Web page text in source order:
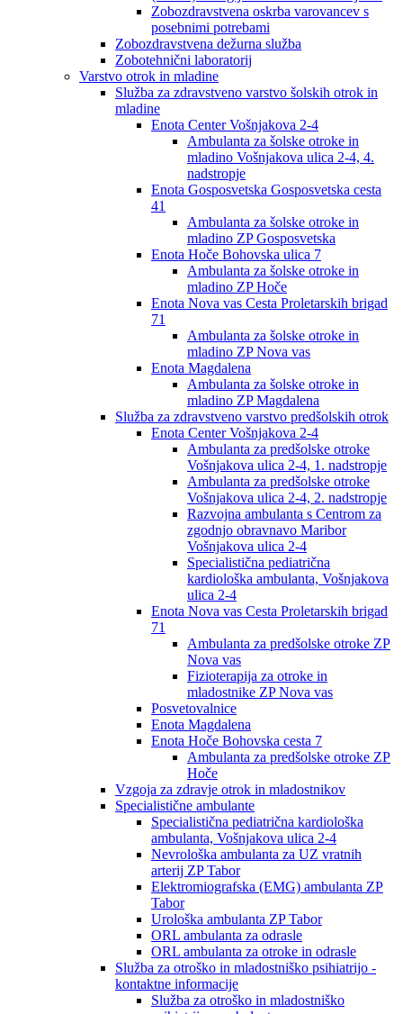
Zobozdravstvena oskrba varovancev s
posebnimi potrebami
Zobozdravstvena dežurna služba
Zobotehnični laboratorij
Varstvo otrok in mladine
Služba za zdravstveno varstvo šolskih otrok in
mladine
Enota Center Vošnjakova 2-4
Ambulanta za šolske otroke in
mladino Vošnjakova ulica 2-4, 4.
nadstropje
Enota Gosposvetska Gosposvetska cesta
41
Ambulanta za šolske otroke in
mladino ZP Gosposvetska
Enota Hoče Bohovska ulica 7
Ambulanta za šolske otroke in
mladino ZP Hoče
Enota Nova vas Cesta Proletarskih brigad
71
Ambulanta za šolske otroke in
mladino ZP Nova vas
Enota Magdalena
Ambulanta za šolske otroke in
mladino ZP Magdalena
Služba za zdravstveno varstvo predšolskih otrok
Enota Center Vošnjakova 2-4
Ambulanta za predšolske otroke
Vošnjakova ulica 2-4, 1. nadstropje
Ambulanta za predšolske otroke
Vošnjakova ulica 2-4, 2. nadstropje
Razvojna ambulanta s Centrom za
zgodnjo obravnavo Maribor
Vošnjakova ulica 2-4
Specialistična pediatrična
kardiološka ambulanta, Vošnjakova
ulica 2-4
Enota Nova vas Cesta Proletarskih brigad
71
Ambulanta za predšolske otroke ZP
Nova vas
Fizioterapija za otroke in
mladostnike ZP Nova vas
Posvetovalnice
Enota Magdalena
Enota Hoče Bohovska cesta 7
Ambulanta za predšolske otroke ZP
Hoče
Vzgoja za zdravje otrok in mladostnikov
Specialistične ambulante
Specialistična pediatrična kardiološka
ambulanta, Vošnjakova ulica 2-4
Nevrološka ambulanta za UZ vratnih
arterij ZP Tabor
Elektromiografska (EMG) ambulanta ZP
Tabor
Urološka ambulanta ZP Tabor
ORL ambulanta za odrasle
ORL ambulanta za otroke in odrasle
Služba za otroško in mladostniško psihiatrijo -
kontaktne informacije
Služba za otroško in mladostniško